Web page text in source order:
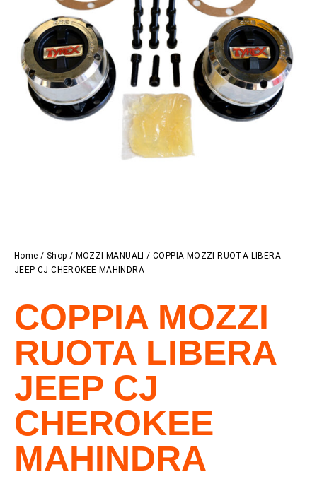
Home / Shop / MOZZI MANUALI / COPPIA MOZZI RUOTA LIBERA
JEEP CJ CHEROKEE MAHINDRA
COPPIA MOZZI
RUOTA LIBERA
JEEP CJ
CHEROKEE
MAHINDRA